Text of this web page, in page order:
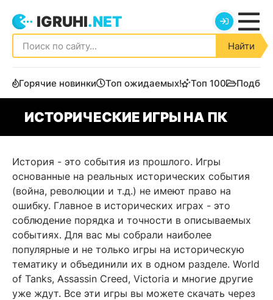
IGRUHI.NET
Найти
Горячие новинки Топ ожидаемых! Топ 100
ИСТОРИЧЕСКИЕ ИГРЫ НА ПК
История - это события из прошлого. Игры
основанные на реальных исторических события
(война, революции и т.д.) не имеют право на
ошибку. Главное в исторических играх - это
соблюдение порядка и точности в описываемых
событиях. Для вас мы собрали наиболее
популярные и не только игры на историческую
тематику и объединили их в одном разделе. World
of Tanks, Assassin Creed, Victoria и многие другие
уже ждут. Все эти игры вы можете скачать через